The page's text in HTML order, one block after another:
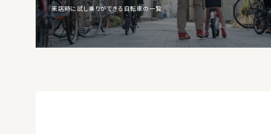
来店時に試し乗りができる自転車の一覧